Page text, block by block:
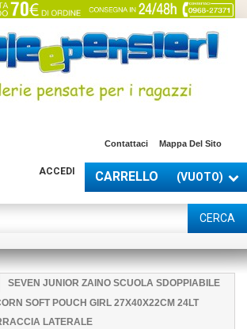
Contattaci Mappa Del Sito
CARRELLO (VUOTO)
ACCEDI
CERCA
SEVEN JUNIOR ZAINO SCUOLA SDOPPIABILE
SOFT POUCH GIRL 27X40X22CM 24LT
LATERALE